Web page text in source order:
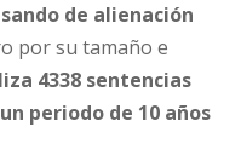
de alienación
por su tamaño e
4338 sentencias
periodo de 10 años